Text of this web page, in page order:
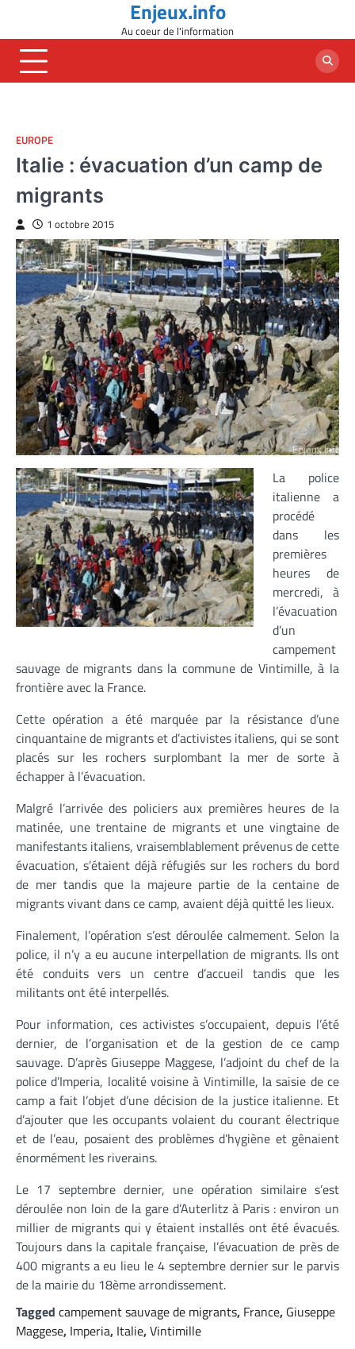
content
Enjeux.info
Au coeur de l'information
EUROPE
Italie : évacuation d’un camp de
migrants
1 octobre 2015
La police
italienne a
procédé
dans les
premières
heures de
mercredi, à
l’évacuation
d’un
campement
sauvage de migrants dans la commune de Vintimille, à la
frontière avec la France.
Cette opération a été marquée par la résistance d’une
cinquantaine de migrants et d’activistes italiens, qui se sont
placés sur les rochers surplombant la mer de sorte à
échapper à l’évacuation.
Malgré l’arrivée des policiers aux premières heures de la
matinée, une trentaine de migrants et une vingtaine de
manifestants italiens, vraisemblablement prévenus de cette
évacuation, s’étaient déjà réfugiés sur les rochers du bord
de mer tandis que la majeure partie de la centaine de
migrants vivant dans ce camp, avaient déjà quitté les lieux.
Finalement, l’opération s’est déroulée calmement. Selon la
police, il n’y a eu aucune interpellation de migrants. Ils ont
été conduits vers un centre d’accueil tandis que les
militants ont été interpellés.
Pour information, ces activistes s’occupaient, depuis l’été
dernier, de l’organisation et de la gestion de ce camp
sauvage. D’après Giuseppe Maggese, l’adjoint du chef de la
police d’Imperia, localité voisine à Vintimille, la saisie de ce
camp a fait l’objet d’une décision de la justice italienne. Et
d’ajouter que les occupants volaient du courant électrique
et de l’eau, posaient des problèmes d’hygiène et gênaient
énormément les riverains.
Le 17 septembre dernier, une opération similaire s’est
déroulée non loin de la gare d’Auterlitz à Paris : environ un
millier de migrants qui y étaient installés ont été évacués.
Toujours dans la capitale française, l’évacuation de près de
400 migrants a eu lieu le 4 septembre dernier sur le parvis
de la mairie du 18ème arrondissement.
Tagged campement sauvage de migrants, France, Giuseppe
Maggese, Imperia, Italie,Vintimille